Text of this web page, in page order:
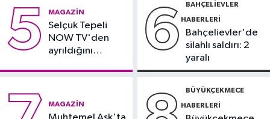
Kayalık bölgelerde zehirli tehlike
5 MAGAZIN
Selçuk Tepeli
NOW TV'den
ayrıldığını
6 BAHÇELIEVLER
HABERLERI
Bahçelievler'de
silahlı saldırı: 2
yaralı
MAGAZIN
BÜYÜKÇEKMECE
HABERLERI